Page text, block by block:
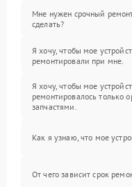
Мне нужен срочный
сделать?
Я хочу, чтобы мое
ремонтировали при мне.
Я хочу, чтобы мое
ремонтировалось только
запчастями.
Как я узнаю, что мое
От чего зависит срок